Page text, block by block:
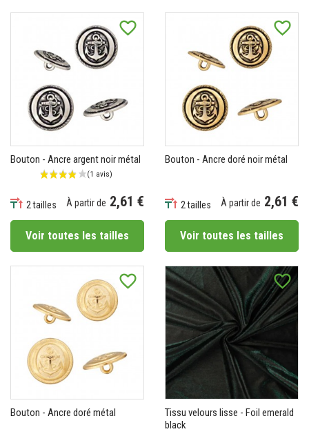
favorite_border
Bouton - Ancre argent noir métal
2 tailles À partir de 2,61 €
Voir toutes les tailles
favorite_border
Bouton - Ancre doré noir métal
2 tailles À partir de 2,61 €
Voir toutes les tailles
favorite_border
Bouton - Ancre doré métal
favorite_border
Tissu velours lisse - Foil emerald
black